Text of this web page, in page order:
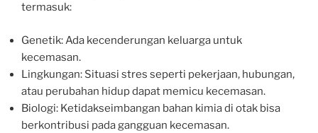
termasuk:
Genetik: Ada kecenderungan keluarga untuk
kecemasan.
Lingkungan: Situasi stres seperti pekerjaan, hubungan,
atau perubahan hidup dapat memicu kecemasan.
Biologi: Ketidakseimbangan bahan kimia di otak bisa
berkontribusi pada gangguan kecemasan.